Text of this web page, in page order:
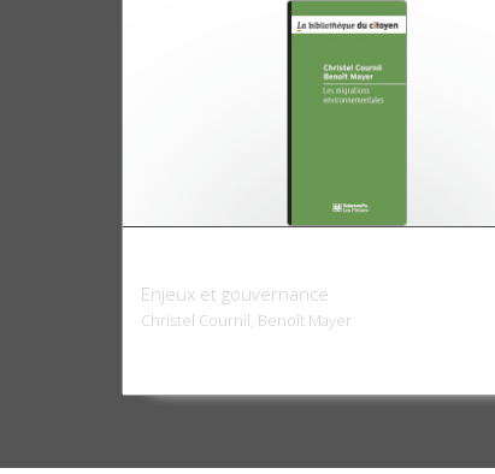
Enjeux et gouvernance
Christel Cournil, Benoît Mayer